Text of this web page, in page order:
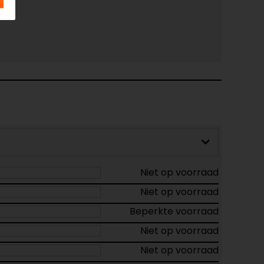
Niet op voorraad
Niet op voorraad
Beperkte voorraad
Niet op voorraad
Niet op voorraad